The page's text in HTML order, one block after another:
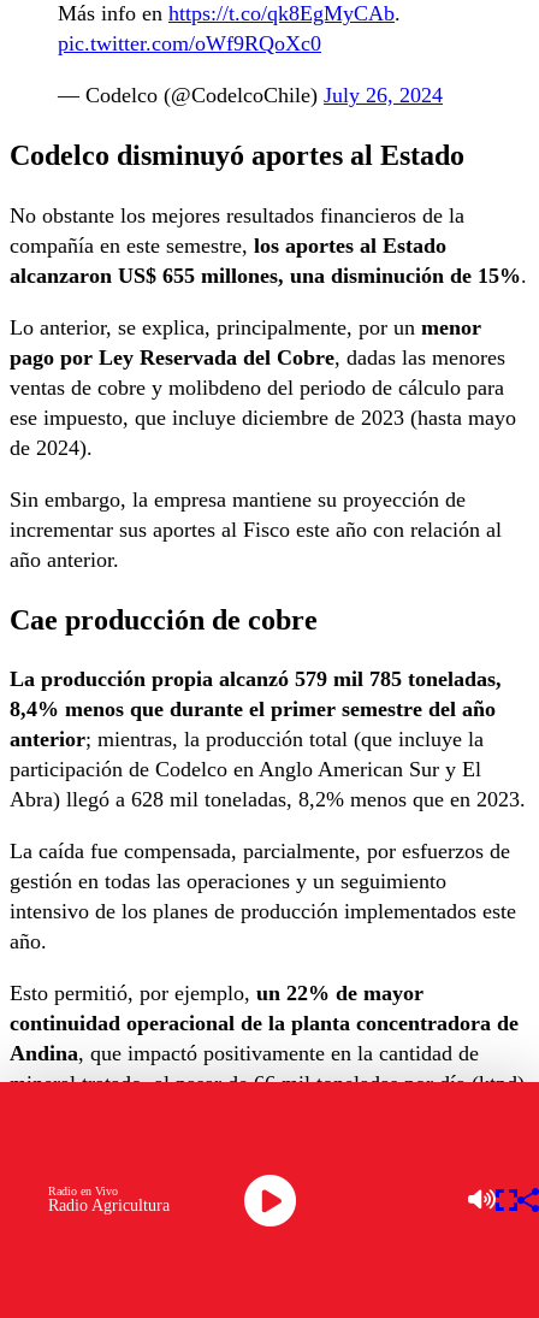
Más info en https://t.co/qk8EgMyCAb.
pic.twitter.com/oWf9RQoXc0
— Codelco (@CodelcoChile) July 26, 2024
Codelco disminuyó aportes al Estado
No obstante los mejores resultados financieros de la
compañía en este semestre, los aportes al Estado
alcanzaron US$ 655 millones, una disminución de 15%.
Lo anterior, se explica, principalmente, por un menor
pago por Ley Reservada del Cobre, dadas las menores
ventas de cobre y molibdeno del periodo de cálculo para
ese impuesto, que incluye diciembre de 2023 (hasta mayo
de 2024).
Sin embargo, la empresa mantiene su proyección de
incrementar sus aportes al Fisco este año con relación al
año anterior.
Cae producción de cobre
La producción propia alcanzó 579 mil 785 toneladas,
8,4% menos que durante el primer semestre del año
anterior; mientras, la producción total (que incluye la
participación de Codelco en Anglo American Sur y El
Abra) llegó a 628 mil toneladas, 8,2% menos que en 2023.
La caída fue compensada, parcialmente, por esfuerzos de
gestión en todas las operaciones y un seguimiento
intensivo de los planes de producción implementados este
año.
Esto permitió, por ejemplo, un 22% de mayor
continuidad operacional de la planta concentradora de
Andina, que impactó positivamente en la cantidad de
mineral tratado, al pasar de 66 mil toneladas por día (ktpd)
de la División Chuquicamata, que llegó a 53 ktpd (contra
46 ktpd en el mismo período del año anterior), sumado a la
mejor ley de mineral de 6% en la
Radio Agricultura
Radio en Vivo